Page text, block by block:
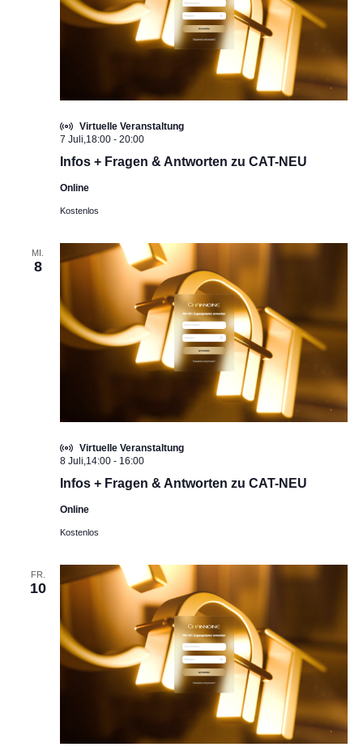
Infos + Fragen & Antworten zu CAT-NEU
7 Juli,18:00- 20:00
Online
Virtuelle Veranstaltung
Kostenlos
MI.
8
Infos + Fragen & Antworten zu CAT-NEU
8 Juli,14:00- 16:00
Online
Virtuelle Veranstaltung
Kostenlos
FR.
10